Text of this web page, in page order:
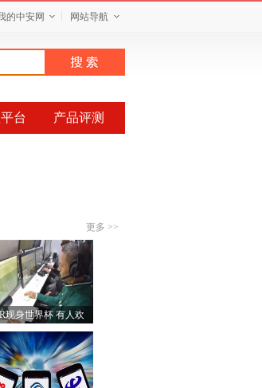
的中安网 网站导航
台 产品评测
更多 >>
现身世界杯 有人欢